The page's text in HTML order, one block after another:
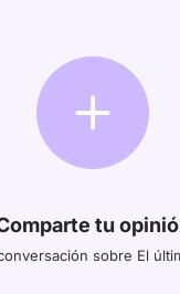
tu
sobre El